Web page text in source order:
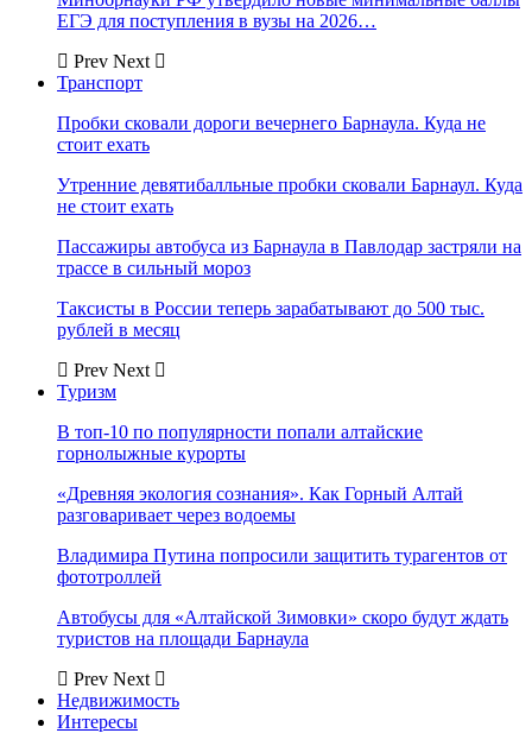
ЕГЭ для поступления в вузы на 2026…
Prev Next
Транспорт
Пробки сковали дороги вечернего Барнаула. Куда не
стоит ехать
Утренние девятибалльные пробки сковали Барнаул. Куда
не стоит ехать
Пассажиры автобуса из Барнаула в Павлодар застряли на
трассе в сильный мороз
Таксисты в России теперь зарабатывают до 500 тыс.
рублей в месяц
Prev Next
Туризм
В топ-10 по популярности попали алтайские
горнолыжные курорты
«Древняя экология сознания». Как Горный Алтай
разговаривает через водоемы
Владимира Путина попросили защитить турагентов от
фототроллей
Автобусы для «Алтайской Зимовки» скоро будут ждать
туристов на площади Барнаула
Prev Next
Недвижимость
Интересы